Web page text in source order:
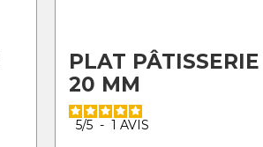
PLAT PÂTISSERIE
20 MM
5/5 - 1AVIS